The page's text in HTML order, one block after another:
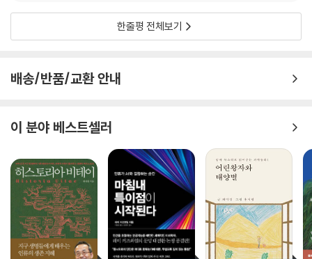
식을 정리했다는 의미이기도 하다.
매우 미미한 인지 행위 속에 떠오르는 거의 보이지 않는 유사성이 있으며,
시적인 관심사와 집착에 따라 선택적으로 활성화되는 범주는 환경에 대한
지각을 걸러내고 사고를 통제한다. 사실 언제나 모든 방식으로 우리를 조
종하는 것은 아는 것이다. 우리는 매우 크고 작은 규모에서, 아는 것에 긴밀
하게 의존한다. 그래서 과거의 경험을 기준으로 세상을 바라보는 것이 인
간 존재의 부정할 수 없는 사실이라는 점에는 의심의 여지가 없다. (중략)
우리는 아는 것과 익숙한 것의 죄수인 정도가 아니라 무기징역수이다. 그
한줄평 전체보기
배송/반품/교환 안내
이 분야 베스트셀러